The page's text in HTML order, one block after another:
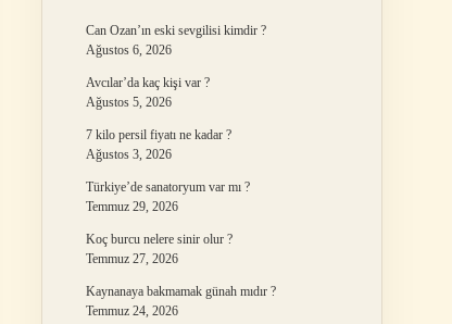
Can Ozan’ın eski sevgilisi kimdir ?
Ağustos 6, 2026
Avcılar’da kaç kişi var ?
Ağustos 5, 2026
7 kilo persil fiyatı ne kadar ?
Ağustos 3, 2026
Türkiye’de sanatoryum var mı ?
Temmuz 29, 2026
Koç burcu nelere sinir olur ?
Temmuz 27, 2026
Kaynanaya bakmamak günah mıdır ?
Temmuz 24, 2026